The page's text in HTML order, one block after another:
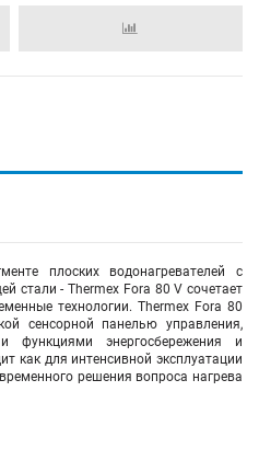
плоских водонагревателей с
стали - Thermex Fora 80 V сочетает
технологии. Thermex Fora 80
сенсорной панелью управления,
функциями энергосбережения и
как для интенсивной эксплуатации
решения вопроса нагрева